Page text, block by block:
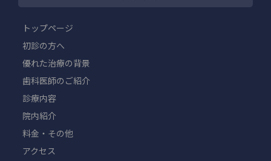
トップページ
初診の方へ
優れた治療の背景
歯科医師のご紹介
診療内容
院内紹介
料金・その他
アクセス